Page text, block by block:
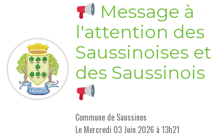
Message à
l'attention des
Saussinoises et
des Saussinois
Commune de Saussines
Le Mercredi 03 Juin 2026 à 13h21